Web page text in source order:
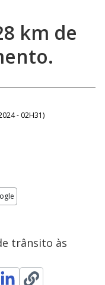
km de
- 02H31)
trânsito às